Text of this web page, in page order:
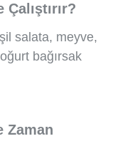
salata, meyve,
bağırsak
Zaman